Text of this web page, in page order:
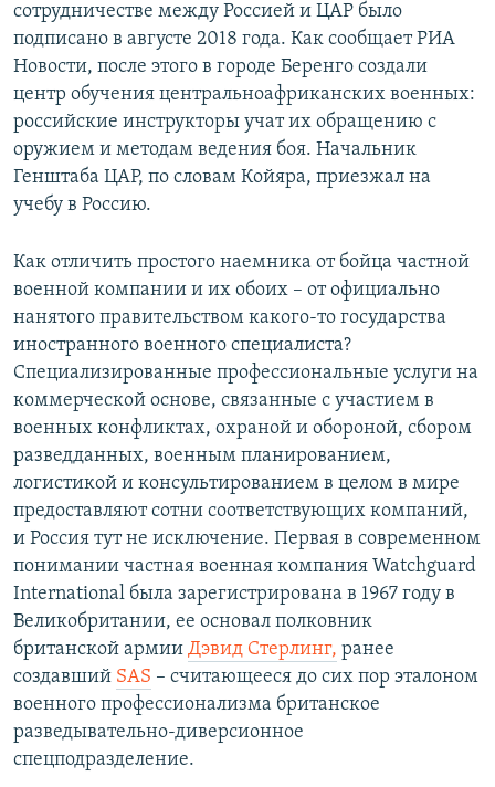
сотрудничестве между Россией и ЦАР было
подписано в августе 2018 года. Как сообщает РИА
Новости, после этого в городе Беренго создали
центр обучения центральноафриканских военных:
российские инструкторы учат их обращению с
оружием и методам ведения боя. Начальник
Генштаба ЦАР, по словам Койяра, приезжал на
учебу в Россию.
Как отличить простого наемника от бойца частной
военной компании и их обоих – от официально
нанятого правительством какого-то государства
иностранного военного специалиста?
Специализированные профессиональные услуги на
коммерческой основе, связанные с участием в
военных конфликтах, охраной и обороной, сбором
разведданных, военным планированием,
логистикой и консультированием в целом в мире
предоставляют сотни соответствующих компаний,
и Россия тут не исключение. Первая в современном
понимании частная военная компания Watchguard
International была зарегистрирована в 1967 году в
Великобритании, ее основал полковник
британской армии Дэвид Стерлинг, ранее
создавший SAS – считающееся до сих пор эталоном
военного профессионализма британское
разведывательно-диверсионное
спецподразделение.